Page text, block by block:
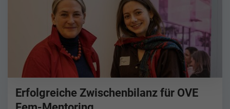
Erfolgreiche Zwischenbilanz für OVE